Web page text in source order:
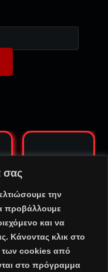
σας
την
προβάλλουμε
και να
Κάνοντας κλικ στο
των cookies από
στο πρόγραμμα
PENTAGRAM
MO RADIO